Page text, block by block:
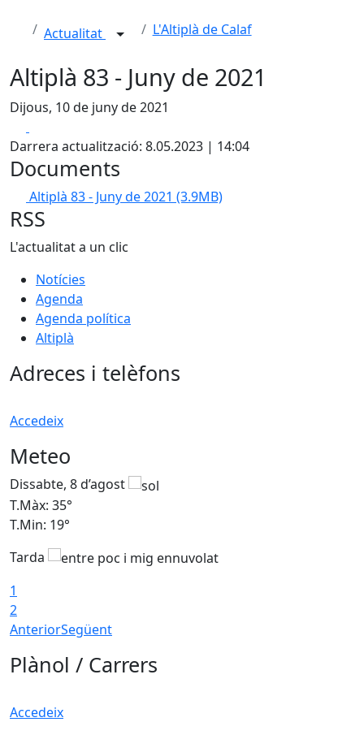
Actualitat L'Altiplà de Calaf
Altiplà 83 - Juny de 2021
Dijous, 10 de juny de 2021
Darrera actualització: 8.05.2023 | 14:04
Documents
Altiplà 83 - Juny de 2021 (3.9MB)
RSS
L'actualitat a un clic
Notícies
Agenda
Agenda política
Altiplà
Adreces i telèfons
Accedeix
Meteo
Dissabte, 8 d’agost
T.Màx: 35°
T.Min: 19°
Tarda
1
2
AnteriorSegüent
Plànol / Carrers
Accedeix